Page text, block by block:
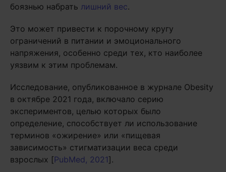
боязнью набрать лишний вес.
Это может привести к порочному кругу
ограничений в питании и эмоционального
напряжения, особенно среди тех, кто наиболее
уязвим к этим проблемам.
Исследование, опубликованное в журнале Obesity
в октябре 2021 года, включало серию
экспериментов, целью которых было
определение, способствует ли использование
терминов «ожирение» или «пищевая
зависимость» стигматизации веса среди
взрослых [PubMed, 2021].